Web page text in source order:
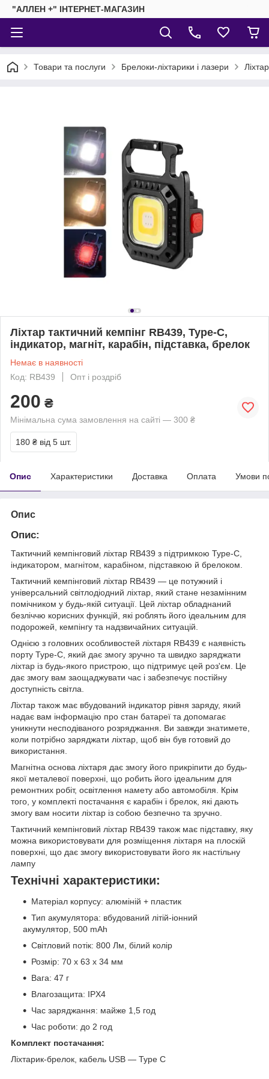
"АЛЛЕН +" ІНТЕРНЕТ-МАГАЗИН
Товари та послуги Брелоки-ліхтарики і лазери
Ліхтар тактичний кемпінг RB439, Type-C,
індикатор, магніт, карабін, підставка, брелок
Немає в наявності
Код: RB439
Опт і роздріб
200 ₴
Мінімальна сума замовлення на сайті — 300 ₴
180 ₴ від 5 шт.
Опис Характеристики Доставка Оплата Умови
Опис
Опис:
Тактичний кемпінговий ліхтар RB439 з підтримкою Type-C,
індикатором, магнітом, карабіном, підставкою й брелоком.
Тактичний кемпінговий ліхтар RB439 — це потужний і
універсальний світлодіодний ліхтар, який стане незамінним
помічником у будь-якій ситуації. Цей ліхтар обладнаний
безліччю корисних функцій, які роблять його ідеальним для
подорожей, кемпінгу та надзвичайних ситуацій.
Однією з головних особливостей ліхтаря RB439 є наявність
порту Type-C, який дає змогу зручно та швидко заряджати
ліхтар із будь-якого пристрою, що підтримує цей роз'єм. Це
дає змогу вам заощаджувати час і забезпечує постійну
доступність світла.
Ліхтар також має вбудований індикатор рівня заряду, який
надає вам інформацію про стан батареї та допомагає
уникнути несподіваного розряджання. Ви завжди знатимете,
коли потрібно заряджати ліхтар, щоб він був готовий до
використання.
Магнітна основа ліхтаря дає змогу його прикріпити до будь-
якої металевої поверхні, що робить його ідеальним для
ремонтних робіт, освітлення намету або автомобіля. Крім
того, у комплекті постачання є карабін і брелок, які дають
змогу вам носити ліхтар із собою безпечно та зручно.
Тактичний кемпінговий ліхтар RB439 також має підставку, яку
можна використовувати для розміщення ліхтаря на плоскій
поверхні, що дає змогу використовувати його як настільну
лампу
Технічні характеристики:
Матеріал корпусу: алюміній + пластик
Тип акумулятора: вбудований літій-іонний
акумулятор, 500 mAh
Світловий потік: 800 Лм, білий колір
Розмір: 70 х 63 х 34 мм
Вага: 47 г
Влагозащита: IPX4
Час заряджання: майже 1,5 год
Час роботи: до 2 год
Комплект постачання:
Ліхтарик-брелок, кабель USB — Type C